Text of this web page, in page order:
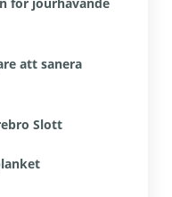
att sanera
Slott